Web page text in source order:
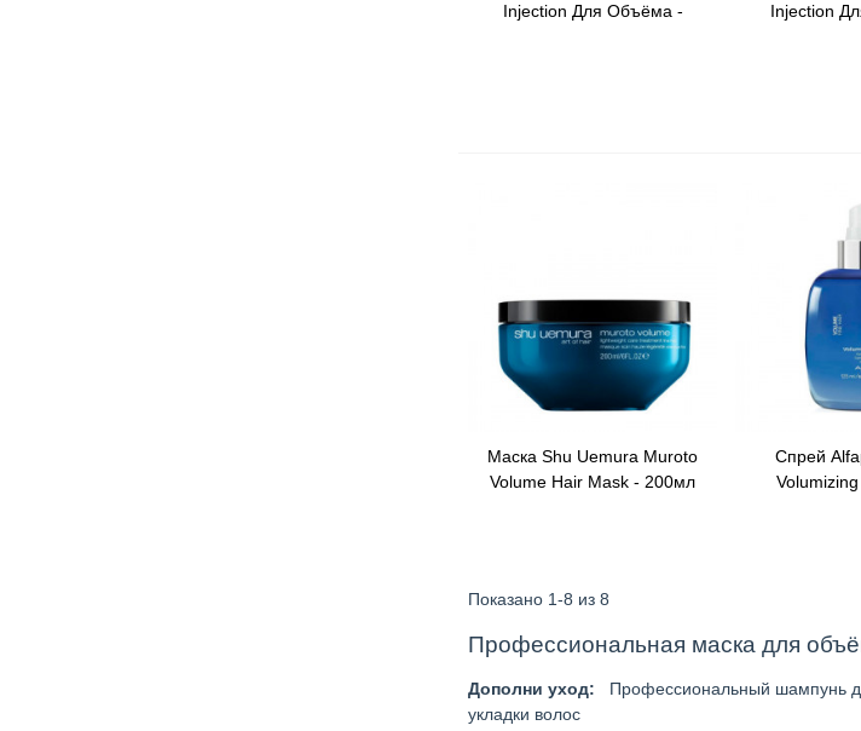
Injection Для Объёма -
Injection
Быстрый Просмотр
Маска Shu Uemura Muroto
Volume Hair Mask - 200мл
Быстрый
Спрей
Показано 1-8 из 8
Профессиональная маска для
Дополни уход: Профессиональный шампунь
укладки волос